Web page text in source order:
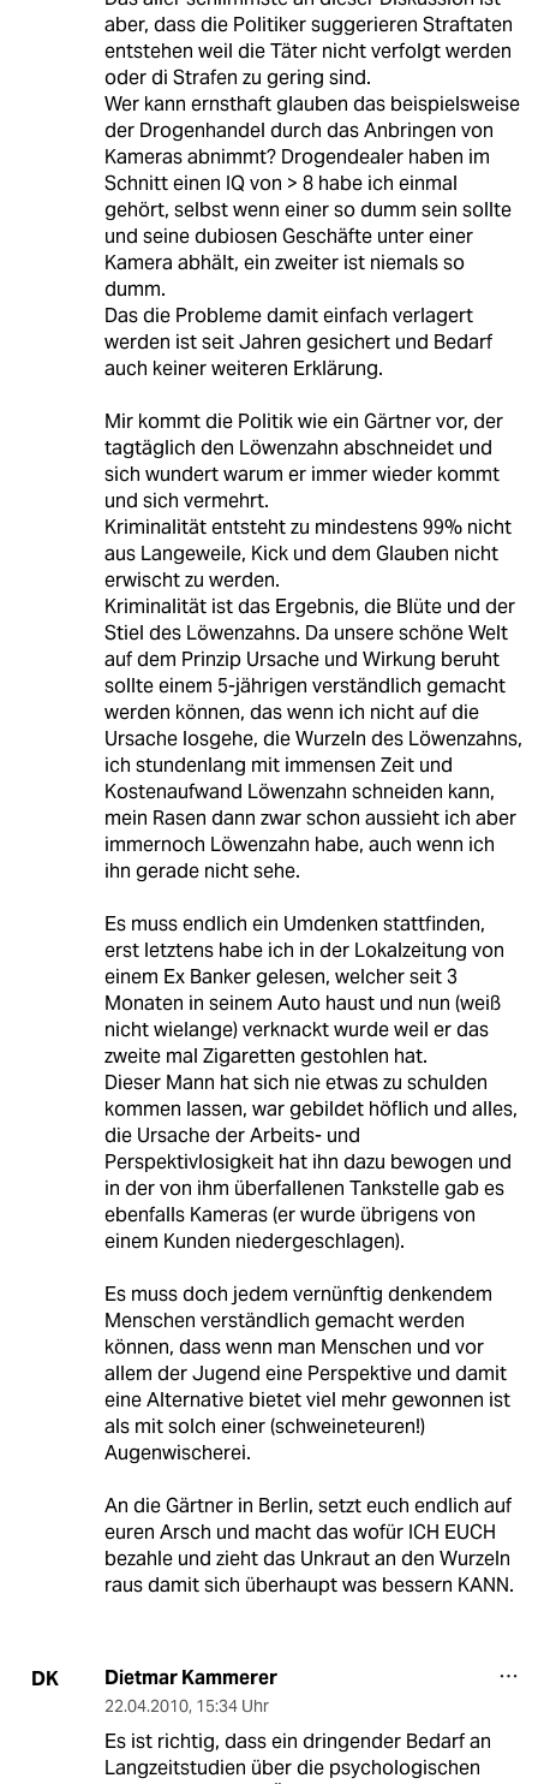
aber, dass die Politiker suggerieren Straftaten
entstehen weil die Täter nicht verfolgt werden
oder di Strafen zu gering sind.
Wer kann ernsthaft glauben das beispielsweise
der Drogenhandel durch das Anbringen von
Kameras abnimmt? Drogendealer haben im
Schnitt einen IQ von > 8 habe ich einmal
gehört, selbst wenn einer so dumm sein sollte
und seine dubiosen Geschäfte unter einer
Kamera abhält, ein zweiter ist niemals so
dumm.
Das die Probleme damit einfach verlagert
werden ist seit Jahren gesichert und Bedarf
auch keiner weiteren Erklärung.
Mir kommt die Politik wie ein Gärtner vor, der
tagtäglich den Löwenzahn abschneidet und
sich wundert warum er immer wieder kommt
und sich vermehrt.
Kriminalität entsteht zu mindestens 99% nicht
aus Langeweile, Kick und dem Glauben nicht
erwischt zu werden.
Kriminalität ist das Ergebnis, die Blüte und der
Stiel des Löwenzahns. Da unsere schöne Welt
auf dem Prinzip Ursache und Wirkung beruht
sollte einem 5-jährigen verständlich gemacht
werden können, das wenn ich nicht auf die
Ursache losgehe, die Wurzeln des Löwenzahns,
ich stundenlang mit immensen Zeit und
Kostenaufwand Löwenzahn schneiden kann,
mein Rasen dann zwar schon aussieht ich aber
immernoch Löwenzahn habe, auch wenn ich
ihn gerade nicht sehe.
Es muss endlich ein Umdenken stattfinden,
erst letztens habe ich in der Lokalzeitung von
einem Ex Banker gelesen, welcher seit 3
Monaten in seinem Auto haust und nun (weiß
nicht wielange) verknackt wurde weil er das
zweite mal Zigaretten gestohlen hat.
Dieser Mann hat sich nie etwas zu schulden
kommen lassen, war gebildet höflich und alles,
die Ursache der Arbeits- und
Perspektivlosigkeit hat ihn dazu bewogen und
in der von ihm überfallenen Tankstelle gab es
ebenfalls Kameras (er wurde übrigens von
einem Kunden niedergeschlagen).
Es muss doch jedem vernünftig denkendem
Menschen verständlich gemacht werden
können, dass wenn man Menschen und vor
allem der Jugend eine Perspektive und damit
eine Alternative bietet viel mehr gewonnen ist
als mit solch einer (schweineteuren!)
Augenwischerei.
An die Gärtner in Berlin, setzt euch endlich auf
euren Arsch und macht das wofür ICH EUCH
bezahle und zieht das Unkraut an den Wurzeln
raus damit sich überhaupt was bessern KANN.
DK Dietmar Kammerer
22.04.2010, 15:34 Uhr
Es ist richtig, dass ein dringender Bedarf an
Langzeitstudien über die psychologischen